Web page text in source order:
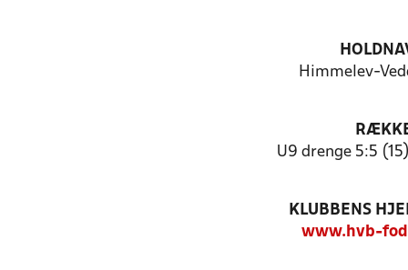
Himmelev-
U9 drenge 5:5
KLUBBENS
www.hvb-